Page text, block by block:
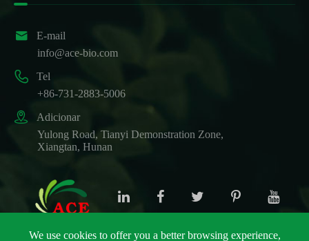

E-mail
info@ace-bio.com

Tel
+86-731-2883-5006

Adicionar
Yulong Road, Tianyi Demonstration Zone,
Xiangtan, Hunan
We use cookies to offer you a better browsing experience,